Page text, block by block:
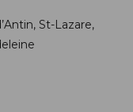
St-Lazare,